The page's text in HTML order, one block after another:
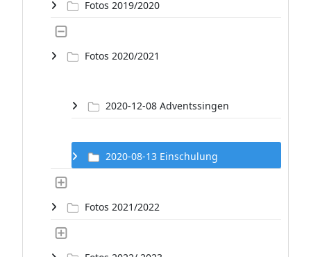
Fotos 2019/2020
Fotos 2020/2021
2020-12-08 Adventssingen
2020-08-13 Einschulung
Fotos 2021/2022